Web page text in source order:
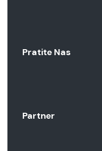
Pratite Nas
Partner